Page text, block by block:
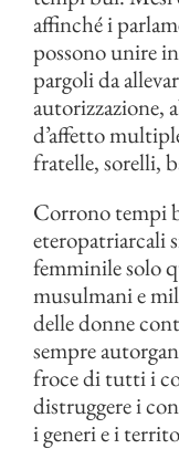
affinché i
possono unire
pargoli da
autorizzazione,
d’affetto
fratelle, sorelli,
Corrono tempi
eteropatriarcali
femminile solo
musulmani e
delle donne
sempre
froce di tutti i
distruggere i
i generi e i